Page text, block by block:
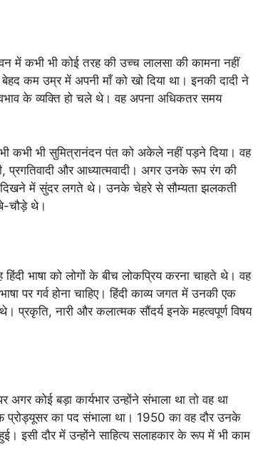
में कभी भी कोई तरह की उच्च लालसा की कामना नहीं
बेहद कम उम्र में अपनी माँ को खो दिया था। इनकी दादी ने
के व्यक्ति हो चले थे। वह अपना अधिकतर समय
कभी भी सुमित्रानंदन पंत को अकेले नहीं पड़ने दिया। वह
प्रगतिवादी और आध्यात्मवादी। अगर उनके रूप रंग की
दिखने में सुंदर लगते थे। उनके चेहरे से सौम्यता झलकती
चौड़े थे।
भाषा को लोगों के बीच लोकप्रिय करना चाहते थे। वह
पर गर्व होना चाहिए। हिंदी काव्य जगत में उनकी एक
प्रकृति, नारी और कलात्मक सौंदर्य इनके महत्वपूर्ण विषय
कोई बड़ा कार्यभार उन्होंने संभाला था तो वह था
प्रोड्यूसर का पद संभाला था। 1950 का वह दौर उनके
इसी दौर में उन्होंने साहित्य सलाहकार के रूप में भी काम